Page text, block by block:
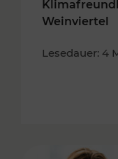
Weinviertel
Lesedauer: 4